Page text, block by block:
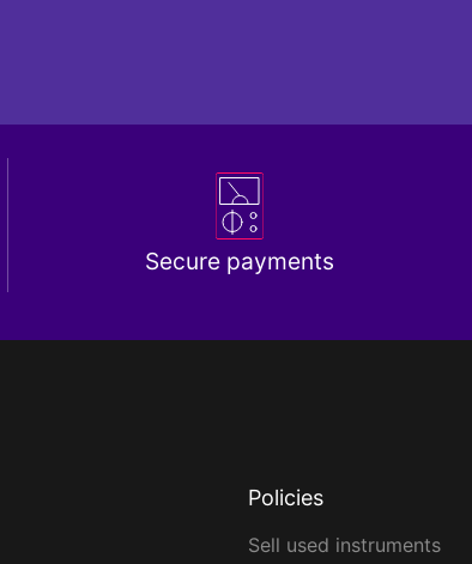
Secure payments
Policies
Sell used instruments